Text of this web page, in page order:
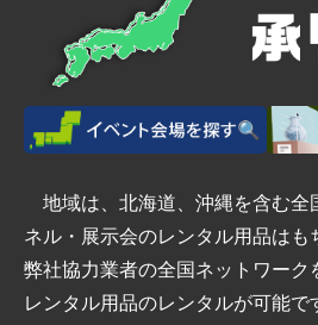
地域は、北海道、沖縄を含む全
ネル・展示会のレンタル用品はも
弊社協力業者の全国ネットワーク
レンタル用品のレンタルが可能で